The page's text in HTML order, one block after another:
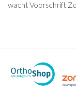
wachtVoorschrift